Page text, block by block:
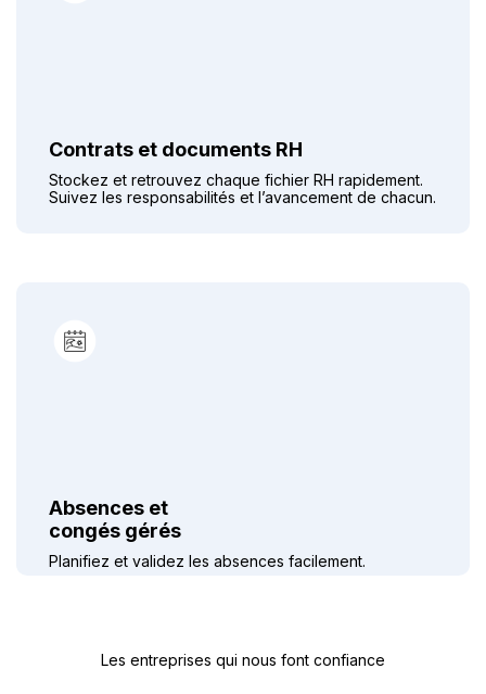
Contrats et documents RH
Stockez et retrouvez chaque fichier RH rapidement.
Suivez les responsabilités et l’avancement de chacun.
Absences et
congés gérés
Planifiez et validez les absences facilement.
Les entreprises qui nous font confiance